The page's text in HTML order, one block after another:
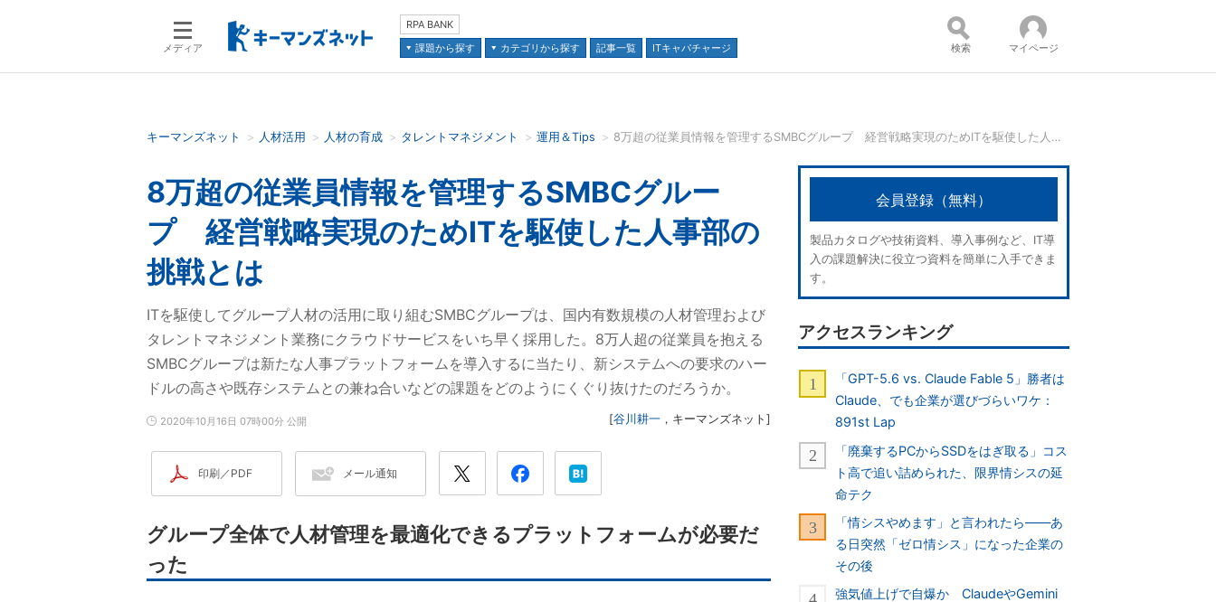
メディア
RPA BANK
課題から探す
カテゴリから探す 記事一覧 ITキャパチャージ
検索語を入力してください コンテンツ：
並び順：
検索 マイページ
キーマンズネット 人材活用 人材の育成 タレントマネジメント 運用＆Tips 8万超の従業員情報を管理するSMBCグループ 経営戦略実現のためITを駆使した人事部の挑戦とは
8万超の従業員情報を管理するSMBCグルー
プ 経営戦略実現のためITを駆使した人事部の
挑戦とは
ITを駆使してグループ人材の活用に取り組むSMBCグループは、国内有数規模の人材管理および
タレントマネジメント業務にクラウドサービスをいち早く採用した。8万人超の従業員を抱える
SMBCグループは新たな人事プラットフォームを導入するに当たり、新システムへの要求のハー
ドルの高さや既存システムとの兼ね合いなどの課題をどのようにくぐり抜けたのだろうか。
2020年10月16日 07時00分 公開 [谷川耕一 ， キーマンズネット ]
印刷／PDF メール通知
グループ全体で人材管理を最適化できるプラットフォームが必要だ
った
会員登録（無料）
製品カタログや技術資料、導入事例など、IT導
入の課題解決に役立つ資料を簡単に入手できま
す。
アクセスランキング
「GPT-5.6 vs. Claude Fable 5」勝者は
Claude、でも企業が選びづらいワケ：
891st Lap
「廃棄するPCからSSDをはぎ取る」コス
ト高で追い詰められた、限界情シスの延
命テク
「情シスやめます」と言われたら――あ
る日突然「ゼロ情シス」になった企業の
その後
強気値上げで自爆か ClaudeやGemini